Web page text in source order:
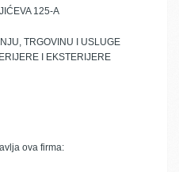
125-A
TRGOVINU I USLUGE
I EKSTERIJERE
ova firma: